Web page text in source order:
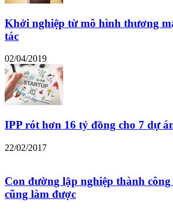
Khởi nghiệp từ mô hình thương
tác
02/04/2019
IPP rót hơn 16 tỷ đồng cho 7 dự
22/02/2017
Con đường lập nghiệp thành
cũng làm được